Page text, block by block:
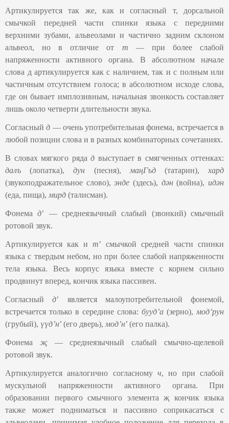
Артикулируется так же, как и согласный т, дорсальной
смычкой передней части спинки языка с передними
верхними зубами, альвеолами и частично задним склоном
альвеол, но в отличие от т — при более слабой
напряженности активного органа. В абсолютном начале
слова д артикулируется как с наличием, так и с полным или
частичным отсутствием голоса; в абсолютном исходе слова,
где он бывает имплозивным, начальная звонкость составляет
лишь около четверти длительности звука.
Согласныйд — очень употребительная фонема, встречается в
любой позиции слова и в разных комбинаторных сочетаниях.
В словах мягкого ряда д выступает в смягченных оттенках:
далъ(лопатка),дун (песня), маңГъд (татарин),хард
(звукоподражательное слово),энде(здесь), дән(война),идән
(еда, пища), мирд (талисман).
Фонемадʼ — среднеязычный слабый (звонкий) смычный
ротовой звук.
Артикулируется как ит’ смычкой средней части спинки
языка с твердым небом, но при более слабой напряженности
тела языка. Весь корпус языка вместе с корнем сильно
продвинут вперед, кончик языка пассивен.
Согласныйдʼ является малоупотребительной фонемой,
встречается только в середине слова: буудʼа (зерно), мод’рун
(грубый), үүд’н’ (его дверь), модʼн’ (его палка).
Фонема җ— среднеязычный слабый смычно-щелевой
ротовой звук.
Артикулируется аналогично согласному ч, но при слабой
мускульной напряженности активного органа. При
образовании первого смычного элемента җ кончик языка
также может подниматься и пассивно соприкасаться с